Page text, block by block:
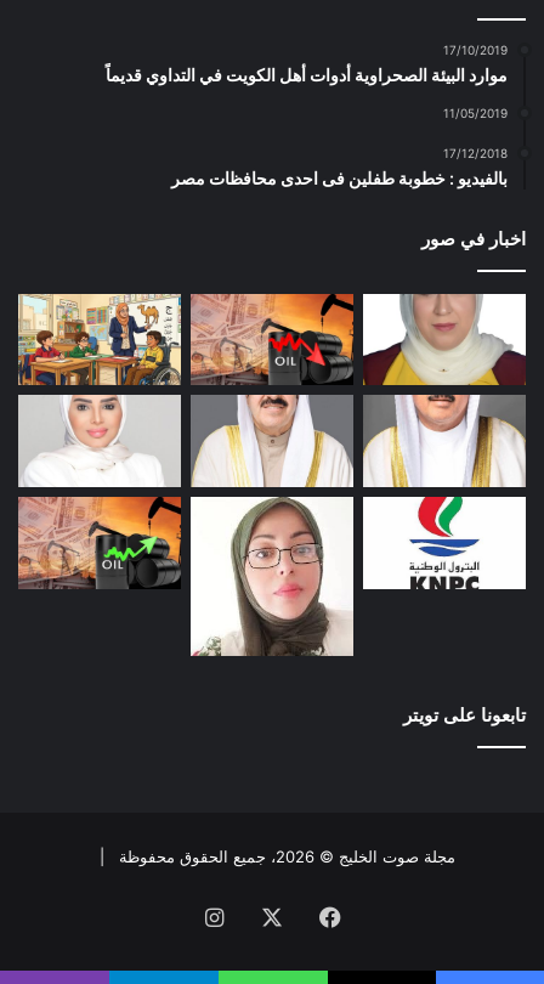
17/10/2019
موارد البيئة الصحراوية أدوات أهل الكويت في التداوي قديماً
11/05/2019
17/12/2018
بالفيديو : خطوبة طفلين فى احدى محافظات مصر
اخبار في صور
تابعونا على تويتر
مجلة صوت الخليج © 2026، جميع الحقوق محفوظة |
فيسبوك انستقرام